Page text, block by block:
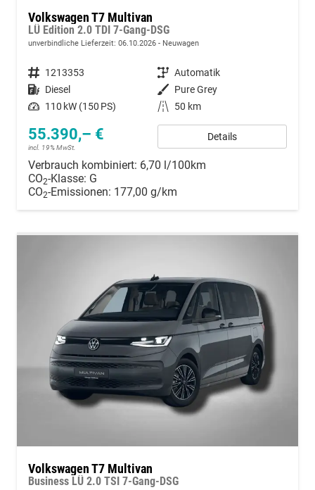
Volkswagen T7 Multivan
LÜ Edition 2.0 TDI 7-Gang-DSG
unverbindliche Lieferzeit: 06.10.2026 Neuwagen
Fahrzeugnummer 1213353 Getriebe Automatik
Kraftstoff Diesel Außenfarbe Pure Grey
Leistung 110 kW (150 PS) Kilometerstand 50 km
55.390,– €
incl. 19% MwSt.
Details
Verbrauch kombiniert: 6,70 l/100km
CO2-Klasse: G
CO2-Emissionen: 177,00 g/km
Volkswagen T7 Multivan
Business LÜ 2.0 TSI 7-Gang-DSG